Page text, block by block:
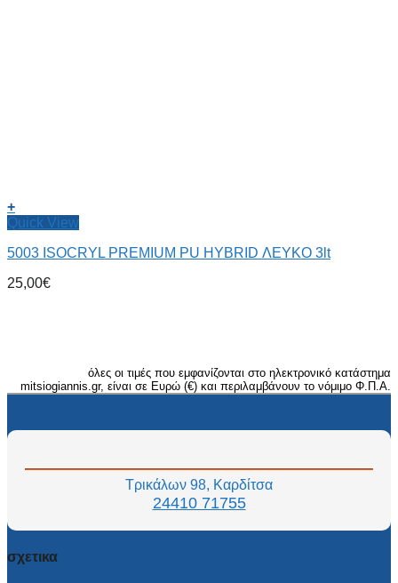
+
Quick View
5003 ISOCRYL PREMIUM PU HYBRID ΛΕΥΚΟ 3lt
25,00€
όλες οι τιμές που εμφανίζονται στο ηλεκτρονικό κατάστημα
mitsiogiannis.gr, είναι σε Ευρώ (€) και περιλαμβάνουν το νόμιμο Φ.Π.Α.
Τρικάλων 98, Καρδίτσα
24410 71755
σχετικα